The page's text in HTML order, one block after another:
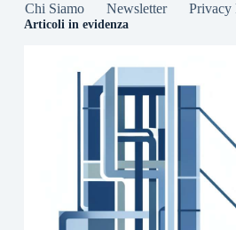
Chi Siamo Newsletter Privacy
Articoli in evidenza